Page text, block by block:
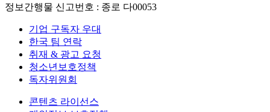
정보간행물 신고번호 : 종로 다00053
기업 구독자 우대
한국 팀 연락
취재 & 광고 요청
청소년보호정책
독자위원회
콘텐츠 라이선스